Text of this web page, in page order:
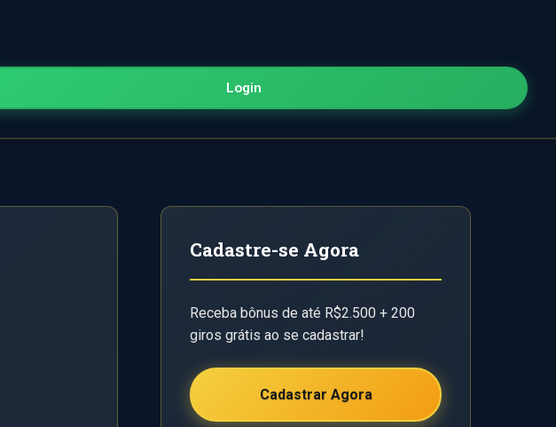
Login
Cadastre-se Agora
Receba bônus de até R$2.500 + 200
giros grátis ao se cadastrar!
Cadastrar Agora